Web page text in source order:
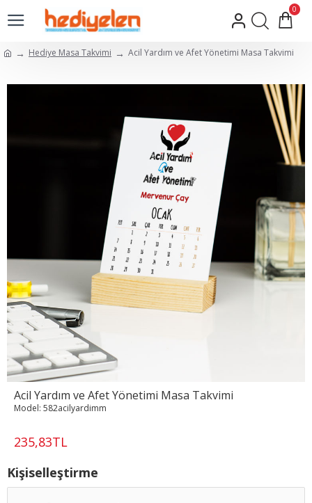
0
Hediye Masa Takvimi Acil Yardım ve Afet Yönetimi Masa Takvimi
Acil Yardım ve Afet Yönetimi Masa Takvimi
235,83TL
Model: 582acilyardimm
Kişiselleştirme